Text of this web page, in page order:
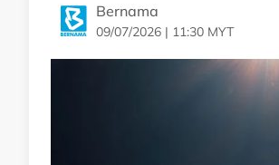
Bernama
09/07/2026 | 11:30 MYT